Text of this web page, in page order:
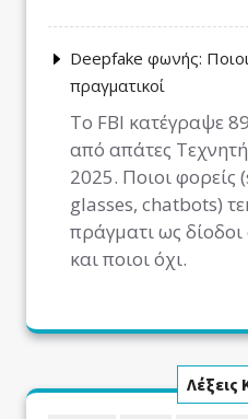
Deepfake φωνής: Ποιοι
πραγματικοί
Το FBI κατέγραψε
από απάτες
2025. Ποιοι
glasses, chatbots)
πράγματι ως
και ποιοι όχι.
Λέξεις